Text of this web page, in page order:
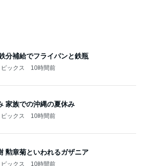
分補給でフライパンと鉄瓶
ックス 10時間前
家族での沖縄の夏休み
ックス 10時間前
勲章菊といわれるガザニア
ックス 10時間前